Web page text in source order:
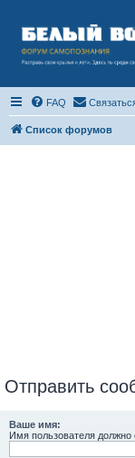
FAQ
Список форумов
Отправить
Ваше имя:
Имя пользователя